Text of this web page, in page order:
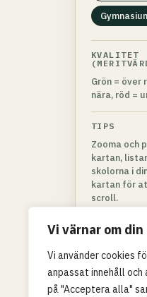
Vi värnar om
Vi använder cookies
anpassat innehåll
på "Acceptera alla"
KVALITET
Grön = över
nära, röd =
TIPS
Zooma och
kartan,
skolorna i
kartan för
scroll.